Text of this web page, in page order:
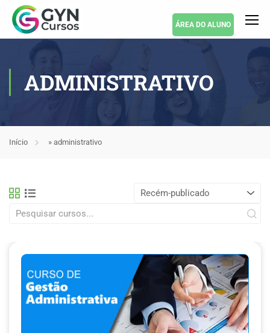
ÁREA DO ALUNO
ADMINISTRATIVO
Início » administrativo